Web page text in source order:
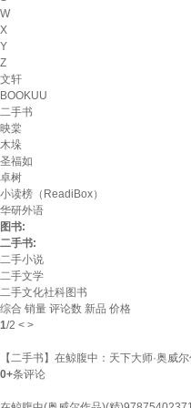
W
X
Y
Z
文轩
BOOKUU
二手书
映棠
木垛
圣福如
卓树
小读榜（ReadiBox）
华研外语
图书:
二手书:
二手小说
二手文学
二手文化社科图书
综合 销量 评论数 新品 价格
1/2 < >
【二手书】在鲸腹中：天下大师·奥威
0+条评论